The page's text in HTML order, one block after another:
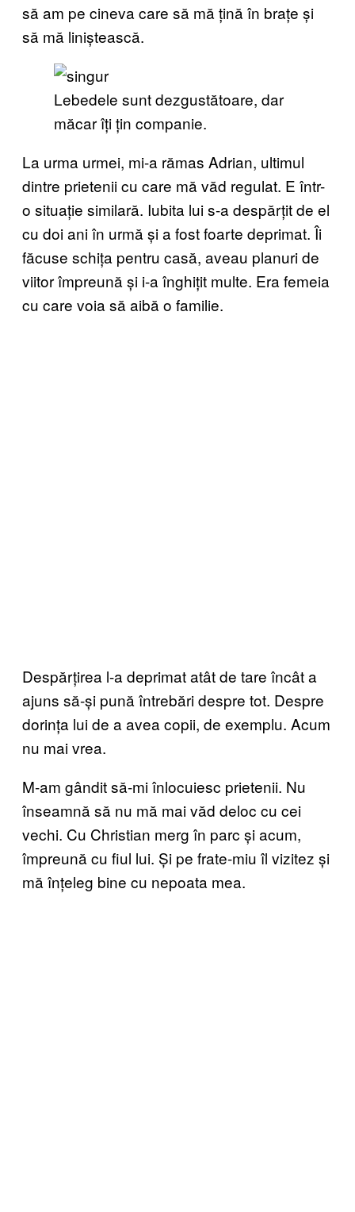
să am pe cineva care să mă țină în brațe și
să mă liniștească.
Lebedele sunt dezgustătoare, dar
măcar îți țin companie.
La urma urmei, mi-a rămas Adrian, ultimul
dintre prietenii cu care mă văd regulat. E într-
o situație similară. Iubita lui s-a despărțit de el
cu doi ani în urmă și a fost foarte deprimat. Îi
făcuse schița pentru casă, aveau planuri de
viitor împreună și i-a înghițit multe. Era femeia
cu care voia să aibă o familie.
Despărțirea l-a deprimat atât de tare încât a
ajuns să-și pună întrebări despre tot. Despre
dorința lui de a avea copii, de exemplu. Acum
nu mai vrea.
M-am gândit să-mi înlocuiesc prietenii. Nu
înseamnă să nu mă mai văd deloc cu cei
vechi. Cu Christian merg în parc și acum,
împreună cu fiul lui. Și pe frate-miu îl vizitez și
mă înțeleg bine cu nepoata mea.